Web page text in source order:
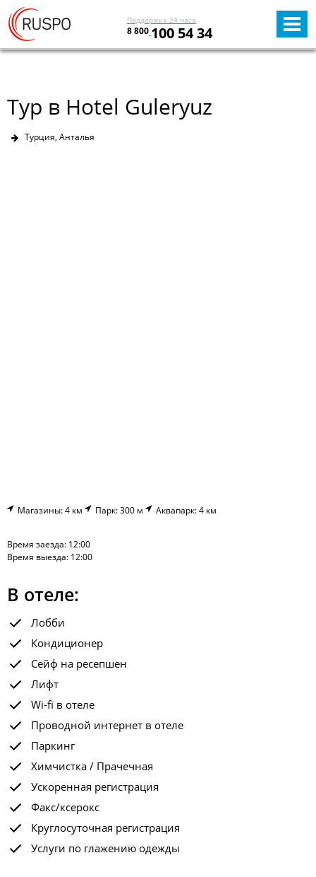
Поддержка 24 часа
8 800 100 54 34
Тур в Hotel Guleryuz
Турция, Анталья
Магазины: 4 км Парк: 300 м Аквапарк: 4 км
Время заезда: 12:00
Время выезда: 12:00
В отеле:
Лобби
Кондиционер
Сейф на ресепшен
Лифт
Wi-fi в отеле
Проводной интернет в отеле
Паркинг
Химчистка / Прачечная
Ускоренная регистрация
Факс/ксерокс
Круглосуточная регистрация
Услуги по глажению одежды